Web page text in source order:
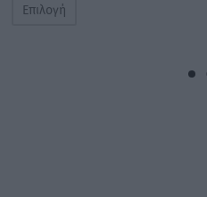
Επιλογή